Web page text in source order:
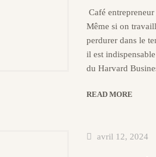
Café
Même si on
perdurer dans le
il est
du Harvard
READ MORE
avril 12, 2024